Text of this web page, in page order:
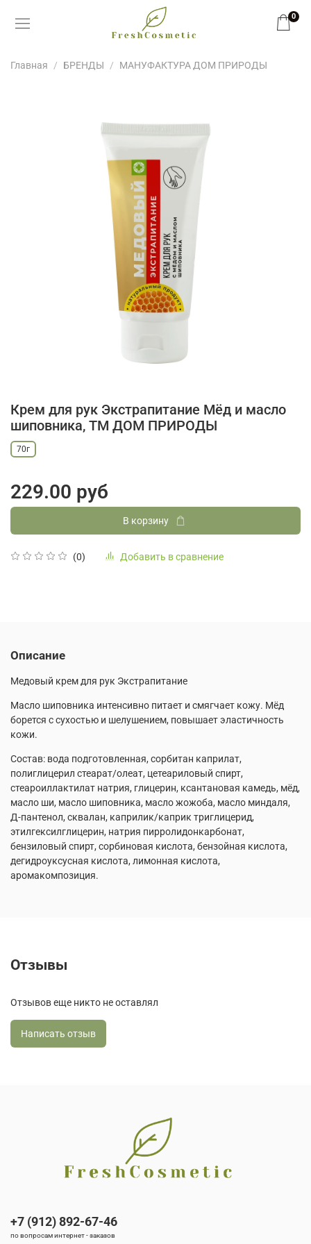
0
Главная БРЕНДЫ МАНУФАКТУРА ДОМ ПРИРОДЫ
Крем для рук Экстрапитание Мёд и масло
шиповника, ТМ ДОМ ПРИРОДЫ
(0) Добавить в сравнение
70г
229.00 руб
В корзину
Описание
Медовый крем для рук Экстрапитание
Масло шиповника интенсивно питает и смягчает кожу. Мёд
борется с сухостью и шелушением, повышает эластичность
кожи.
Состав: вода подготовленная, сорбитан каприлат,
полиглицерил стеарат/олеат, цетеариловый спирт,
стеароиллактилат натрия, глицерин, ксантановая камедь, мёд,
масло ши, масло шиповника, масло жожоба, масло миндаля,
Д-пантенол, сквалан, каприлик/каприк триглицерид,
этилгексилглицерин, натрия пирролидонкарбонат,
бензиловый спирт, сорбиновая кислота, бензойная кислота,
дегидроуксусная кислота, лимонная кислота,
аромакомпозиция.
Отзывы
Отзывов еще никто не оставлял
Написать отзыв
+7 (912) 892-67-46
по вопросам интернет - заказов